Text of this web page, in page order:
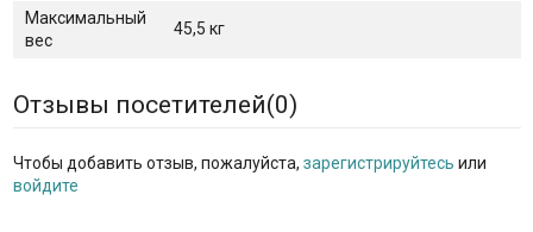
Максимальный
вес
45,5 кг
Отзывы посетителей(0)
Чтобы добавить отзыв, пожалуйста, зарегистрируйтесь или
войдите